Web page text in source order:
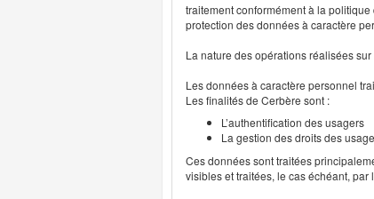
traitement conformément à la
protection des données à caractère
La nature des opérations réalisées
Les données à caractère personnel
Les finalités de Cerbère sont :
L’authentification des usagers
La gestion des droits des
Ces données sont traitées
visibles et traitées, le cas échéant,